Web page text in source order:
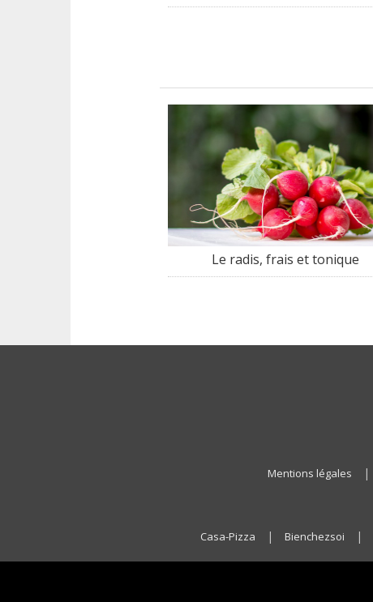
Le radis, frais et tonique
Mentions légales |
Casa-Pizza | Bienchezsoi |